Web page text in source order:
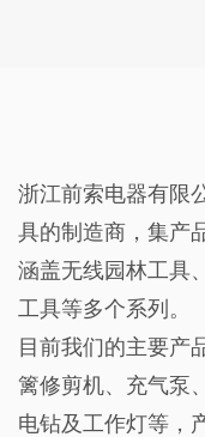
浙江前索电器有限
具的制造商，集产
涵盖无线园林工具
工具等多个系列。
目前我们的主要产
篱修剪机、充气泵
电钻及工作灯等，